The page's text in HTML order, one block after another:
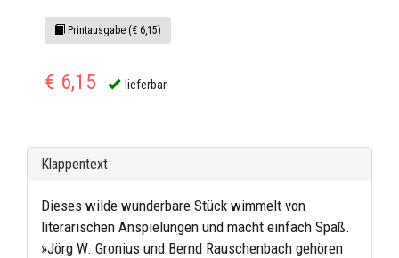
Printausgabe (€ 6,15)
€ 6,15 lieferbar
Klappentext
Dieses wilde wunderbare Stück wimmelt von
literarischen Anspielungen und macht einfach Spaß.
»Jörg W. Gronius und Bernd Rauschenbach gehören